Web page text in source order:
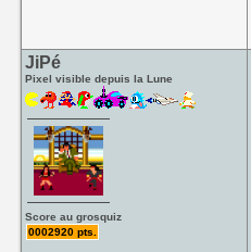
JiPé
Pixel visible depuis la Lune
Score au grosquiz
0002920 pts.